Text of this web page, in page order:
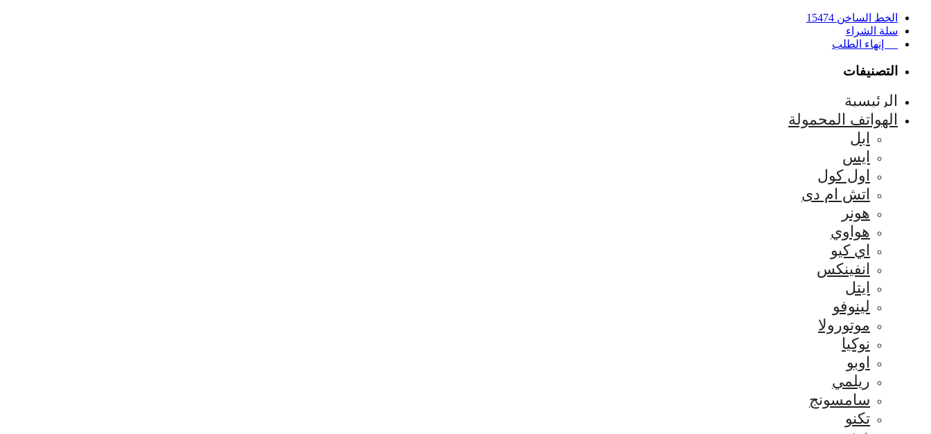
الخط الساخن 15474
سلة الشراء
إنهاء الطلب
التصنيفات
الرئيسية
الهواتف المحمولة
ابل
ايس
اول كول
اتش ام دى
هونر
هواوي
اي كيو
انفينكس
ايتل
لينوفو
موتورولا
نوكيا
اوبو
ريلمي
سامسونج
تكنو